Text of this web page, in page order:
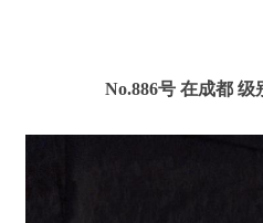
No.886号 在成都 级